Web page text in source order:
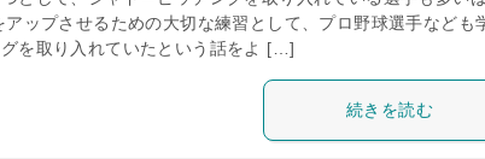
ップさせるための大切な練習として、プロ野球選手なども
を取り入れていたという話をよ […]
続きを読む